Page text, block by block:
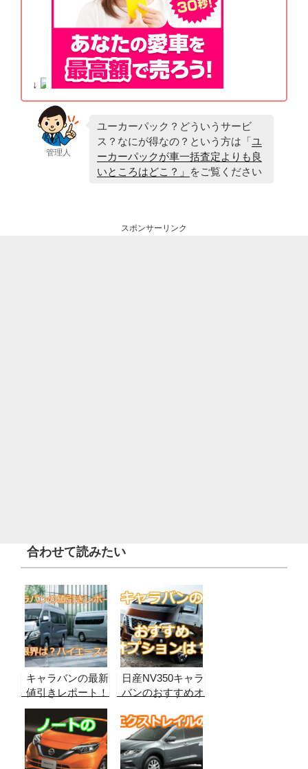
↓
管理人
ユーカーパック？どういうサービ
ス？なにが得なの？という方は「ユ
ーカーパックが車一括査定よりも良
いところはどこ？」
をご覧ください
スポンサーリンク
合わせて読みたい
キャラバンの最新
値引きレポート！
【グレード別・
2026年8月最新】
販売データから合
格ラインを算出！
日産NV350キャラ
バンのおすすめオ
しないために本当
に必要なオプショ
ンを調べてみた